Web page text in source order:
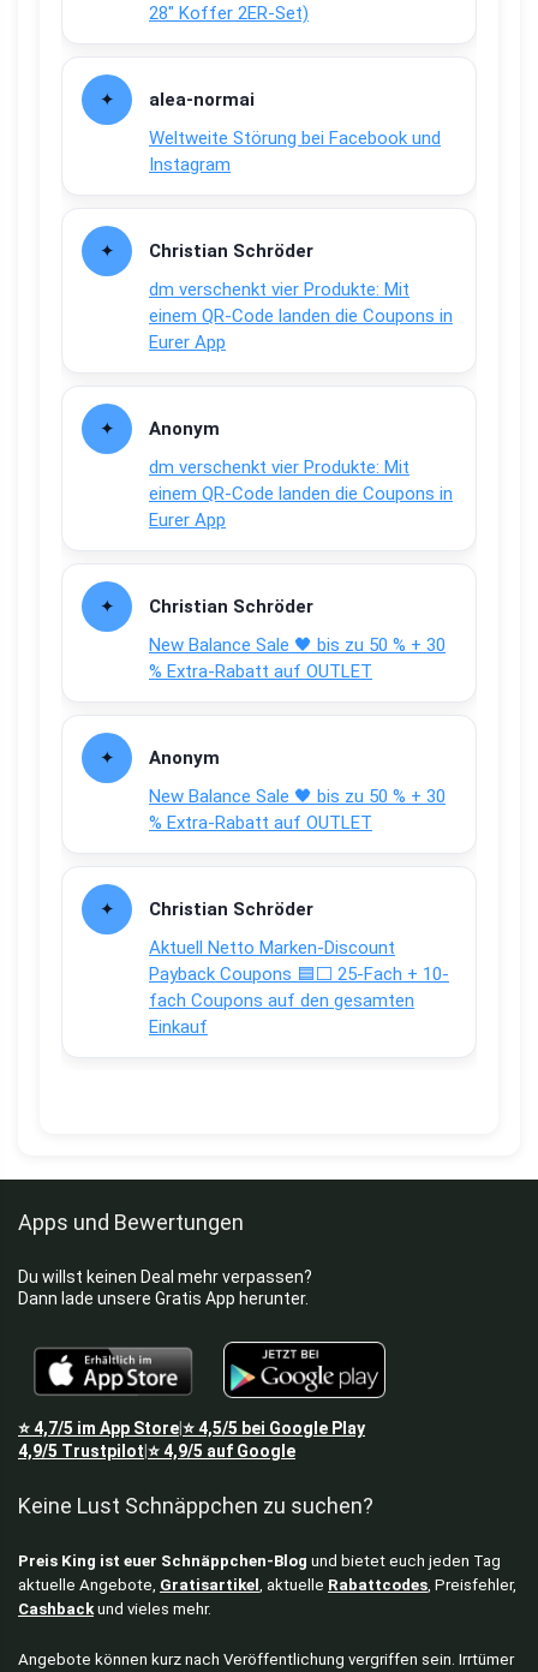
28″ Koffer 2ER-Set)
alea-normai
Weltweite Störung bei Facebook und
Instagram
Christian Schröder
dm verschenkt vier Produkte: Mit
einem QR-Code landen die Coupons in
Eurer App
Anonym
dm verschenkt vier Produkte: Mit
einem QR-Code landen die Coupons in
Eurer App
Christian Schröder
New Balance Sale 🖤 bis zu 50 % + 30
% Extra-Rabatt auf OUTLET
Anonym
New Balance Sale 🖤 bis zu 50 % + 30
% Extra-Rabatt auf OUTLET
Christian Schröder
Aktuell Netto Marken-Discount
Payback Coupons 🟦⬜ 25-Fach + 10-
fach Coupons auf den gesamten
Einkauf
Apps und Bewertungen
Du willst keinen Deal mehr verpassen?
Dann lade unsere Gratis App herunter.
⭐4,7/5 im App Store⭐4,5/5 bei Google Play
4,9/5 Trustpilot ⭐4,9/5 auf Google
Keine Lust Schnäppchen zu suchen?
Preis King ist euer Schnäppchen-Blog und bietet euch jeden Tag
aktuelle Angebote, Gratisartikel , aktuelle Rabattcodes , Preisfehler,
Cashback und vieles mehr.
Angebote können kurz nach Veröffentlichung vergriffen sein. Irrtümer